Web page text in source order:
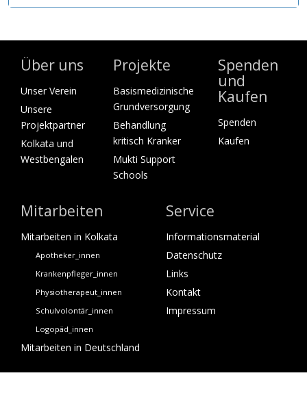
Über uns
Unser Verein
Unsere
Projektpartner
Kolkata und
Westbengalen
Projekte
Basismedizinische
Grundversorgung
Behandlung
kritisch Kranker
Mukti Support
Schools
Spenden
und
Kaufen
Spenden
Kaufen
Mitarbeiten
Mitarbeiten in Kolkata
Apotheker_innen
Krankenpfleger_innen
Physiotherapeut_innen
Schulvolontär_innen
Logopäd_innen
Mitarbeiten in Deutschland
Service
Informationsmaterial
Datenschutz
Links
Kontakt
Impressum